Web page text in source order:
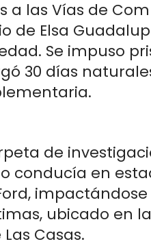
a las Vías de
de Elsa
Se impuso
30 días
de
conducía en
ubicado en
Casas.